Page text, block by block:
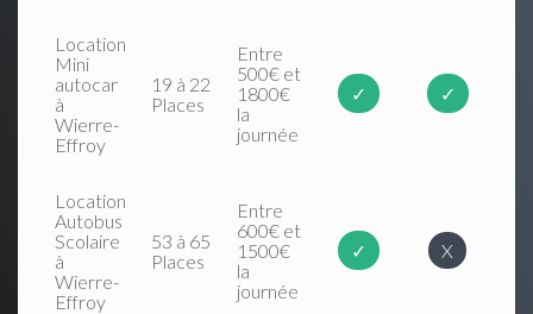
Location
Mini
autocar
à
Wierre-
Effroy
19 à 22
Places
Entre
500€ et
1800€
la
journée
✓ ✓
Location
Autobus
Scolaire
à
Wierre-
Effroy
53 à 65
Places
Entre
600€ et
1500€
la
journée
✓ X